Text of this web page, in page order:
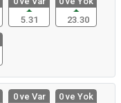
5.31
23.30
0 ve Var
0 ve Yok